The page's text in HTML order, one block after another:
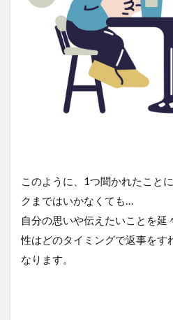
このように、1つ聞かれたこと
クまではいかなくても…
自分の思いや伝えたいことを延
性はどのタイミングで返事をす
なります。